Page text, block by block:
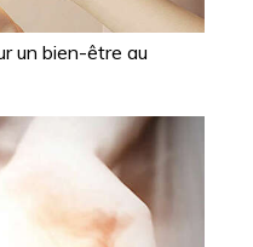
un bien-être au